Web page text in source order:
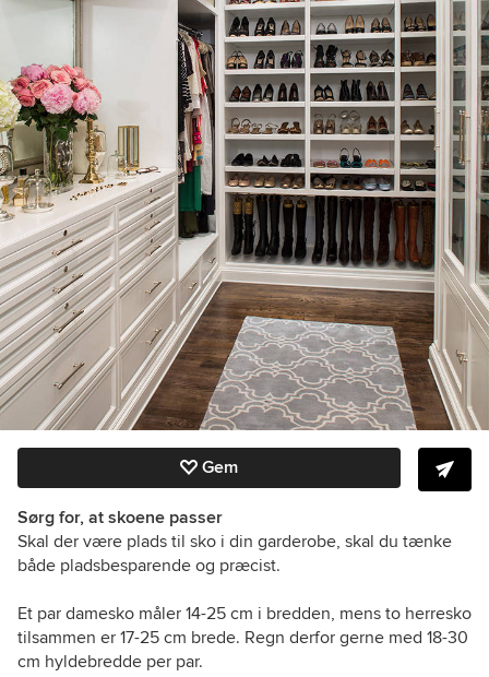
Gem
Sørg for, at skoene passer
Skal der være plads til sko i din garderobe, skal du tænke
både pladsbesparende og præcist.
Et par damesko måler 14-25 cm i bredden, mens to herresko
tilsammen er 17-25 cm brede. Regn derfor gerne med 18-30
cm hyldebredde per par.